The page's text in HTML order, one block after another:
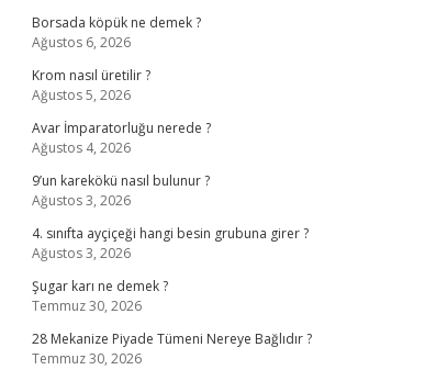
Borsada köpük ne demek ?
Ağustos 6, 2026
Krom nasıl üretilir ?
Ağustos 5, 2026
Avar İmparatorluğu nerede ?
Ağustos 4, 2026
9’un karekökü nasıl bulunur ?
Ağustos 3, 2026
4. sınıfta ayçiçeği hangi besin grubuna girer ?
Ağustos 3, 2026
Şugar karı ne demek ?
Temmuz 30, 2026
28 Mekanize Piyade Tümeni Nereye Bağlıdır ?
Temmuz 30, 2026